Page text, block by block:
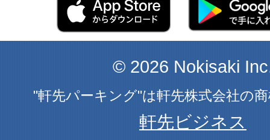
© 2026 Nokisaki
"軒先パーキング"は軒先株式会社の
軒先ビジネス